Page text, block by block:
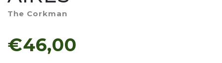
The Corkman
€46,00